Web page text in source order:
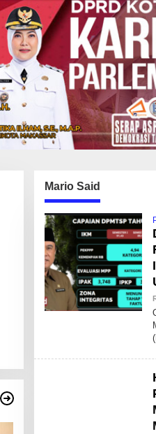
Mario Said